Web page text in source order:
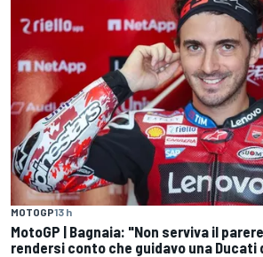
MOTOGP13 h
MotoGP | Bagnaia: "Non serviva il
rendersi conto che guidavo una Ducati